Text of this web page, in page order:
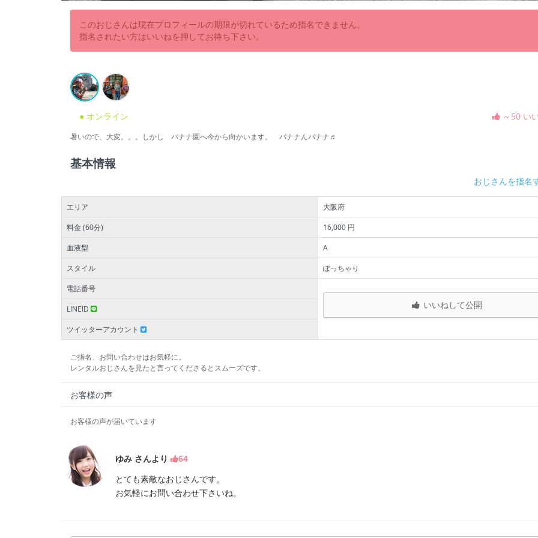
このおじさんは現在プロフィールの期限が切れているため指名できません。
指名されたい方はいいねを押してお待ち下さい。
● オンライン ～50 い
暑いので、大変。。。しかし バナナ園へ今から向かいます。 バナナんバナナ♬
基本情報
おじさんを指名
エリア
大阪府
料金 (60分)
16,000 円
血液型
A
スタイル
ぽっちゃり
電話番号
いいねして公開
LINEID
ツイッターアカウント
ご指名、お問い合わせはお気軽に。
レンタルおじさんを見たと言ってくださるとスムーズです。
お客様の声
お客様の声が届いています
ゆみ さんより
64
とても素敵なおじさんです。
お気軽にお問い合わせ下さいね。